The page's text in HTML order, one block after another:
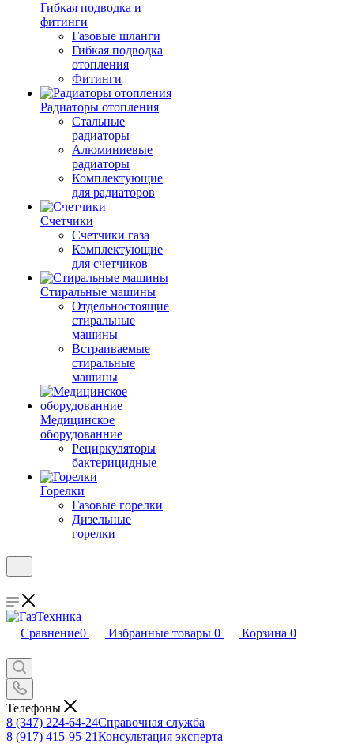
Гибкая подводка и
фитинги
Газовые шланги
Гибкая подводка
отопления
Фитинги
Радиаторы отопления
Стальные
радиаторы
Алюминиевые
радиаторы
Комплектующие
для радиаторов
Счетчики
Счетчики газа
Комплектующие
для счетчиков
Стиральные машины
Отдельностоящие
стиральные
машины
Встраиваемые
стиральные
машины
Медицинское
оборудованние
Рециркуляторы
бактерицидные
Горелки
Газовые горелки
Дизельные
горелки
Сравнение0 Избранные товары 0 Корзина 0
Телефоны
8 (347) 224-64-24Справочная служба
8 (917) 415-95-21Консультация эксперта